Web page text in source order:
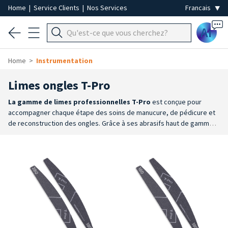
Home | Service Clients | Nos Services
Ai
Home Instrumentation
Limes ongles T-Pro
La gamme de limes professionnelles T-Pro est conçue pour
accompagner chaque étape des soins de manucure, de pédicure et
de reconstruction des ongles. Grâce à ses abrasifs haut de gamme
fabriquées à partir de matériaux abrasifs de grande qualité, elles
garantissent une action uniforme et des performances constantes,
même en cas d’utilisation intensive.
Polyvalence maximale
choix de grains, de formes, d’épaisseurs et de finitions, avec les
gammes Zebra, Washable, Buffer et Shiner pour répondre à chaque
Une qualité qui dure dans le temps : le